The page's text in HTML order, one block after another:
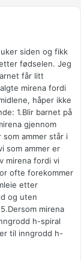
siden og fikk
fødselen. Jeg
får litt
mirena fordi
håper ikke
1.Blir barnet på
gjennom
ammer står i
som ammer er
mirena fordi vi
ofte forekommer
etter
og uten
mirena
h-spiral
til inngrodd h-